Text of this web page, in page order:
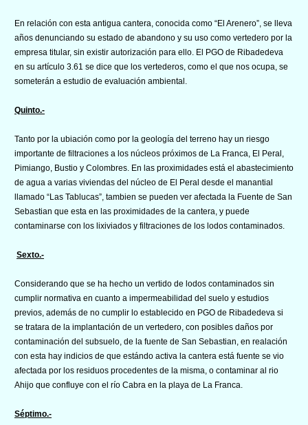
En relación con esta antigua cantera, conocida como “El Arenero”, se lleva
años denunciando su estado de abandono y su uso como vertedero por la
empresa titular, sin existir autorización para ello. El PGO de Ribadedeva
en su artículo 3.61 se dice que los vertederos, como el que nos ocupa, se
someterán a estudio de evaluación ambiental.
Quinto.-
Tanto por la ubiación como por la geología del terreno hay un riesgo
importante de filtraciones a los núcleos próximos de La Franca, El Peral,
Pimiango, Bustio y Colombres. En las proximidades está el abastecimiento
de agua a varias viviendas del núcleo de El Peral desde el manantial
llamado “Las Tablucas”, tambien se pueden ver afectada la Fuente de San
Sebastian que esta en las proximidades de la cantera, y puede
contaminarse con los lixiviados y filtraciones de los lodos contaminados.
Sexto.-
Considerando que se ha hecho un vertido de lodos contaminados sin
cumplir normativa en cuanto a impermeabilidad del suelo y estudios
previos, además de no cumplir lo establecido en PGO de Ribadedeva si
se tratara de la implantación de un vertedero, con posibles daños por
contaminación del subsuelo, de la fuente de San Sebastian, en realación
con esta hay indicios de que estándo activa la cantera está fuente se vio
afectada por los residuos procedentes de la misma, o contaminar al rio
Ahijo que confluye con el río Cabra en la playa de La Franca.
Séptimo.-